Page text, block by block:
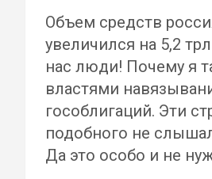
Объем средств
увеличился на 5,2
нас люди! Почему я
властями
гособлигаций. Эти
подобного не
Да это особо и не